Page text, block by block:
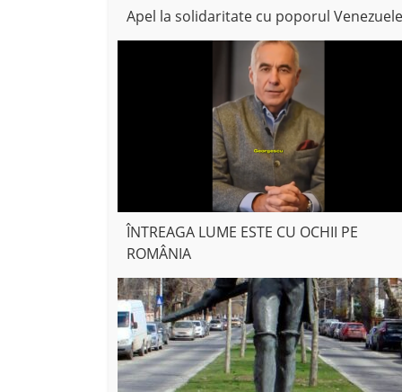
Apel la solidaritate cu poporul
ÎNTREAGA LUME ESTE CU OCHII PE
ROMÂNIA